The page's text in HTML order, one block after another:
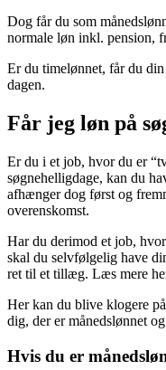
Dog får du som
normale løn inkl. pension,
Er du timelønnet, får du
dagen.
Får jeg løn på
Er du i et job, hvor du er
søgnehelligdage, kan du
afhænger dog først og
overenskomst.
Har du derimod et job,
skal du selvfølgelig have
ret til et tillæg. Læs mere
Her kan du blive klogere
dig, der er månedslønnet
Hvis du er